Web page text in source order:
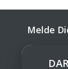
Melde